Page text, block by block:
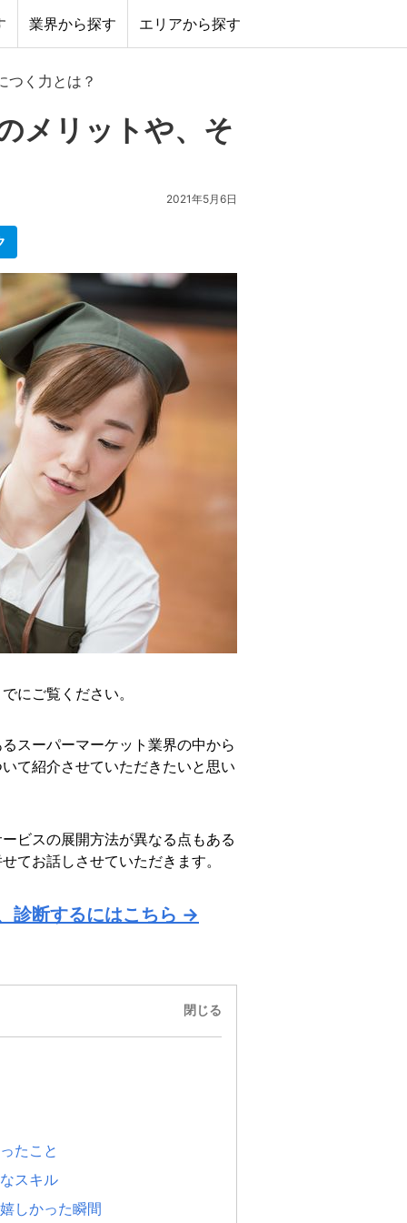
業界から探す エリアから探す
つく力とは？
メリットや、そ
2021年5月6日
にご覧ください。
スーパーマーケット業界の中から
て紹介させていただきたいと思い
ビスの展開方法が異なる点もある
てお話しさせていただきます。
診断するにはこちら →
閉じる
たこと
スキル
しかった瞬間